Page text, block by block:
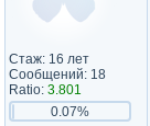
Стаж: 16 лет
Сообщений: 18
Ratio: 3.801
0.07%